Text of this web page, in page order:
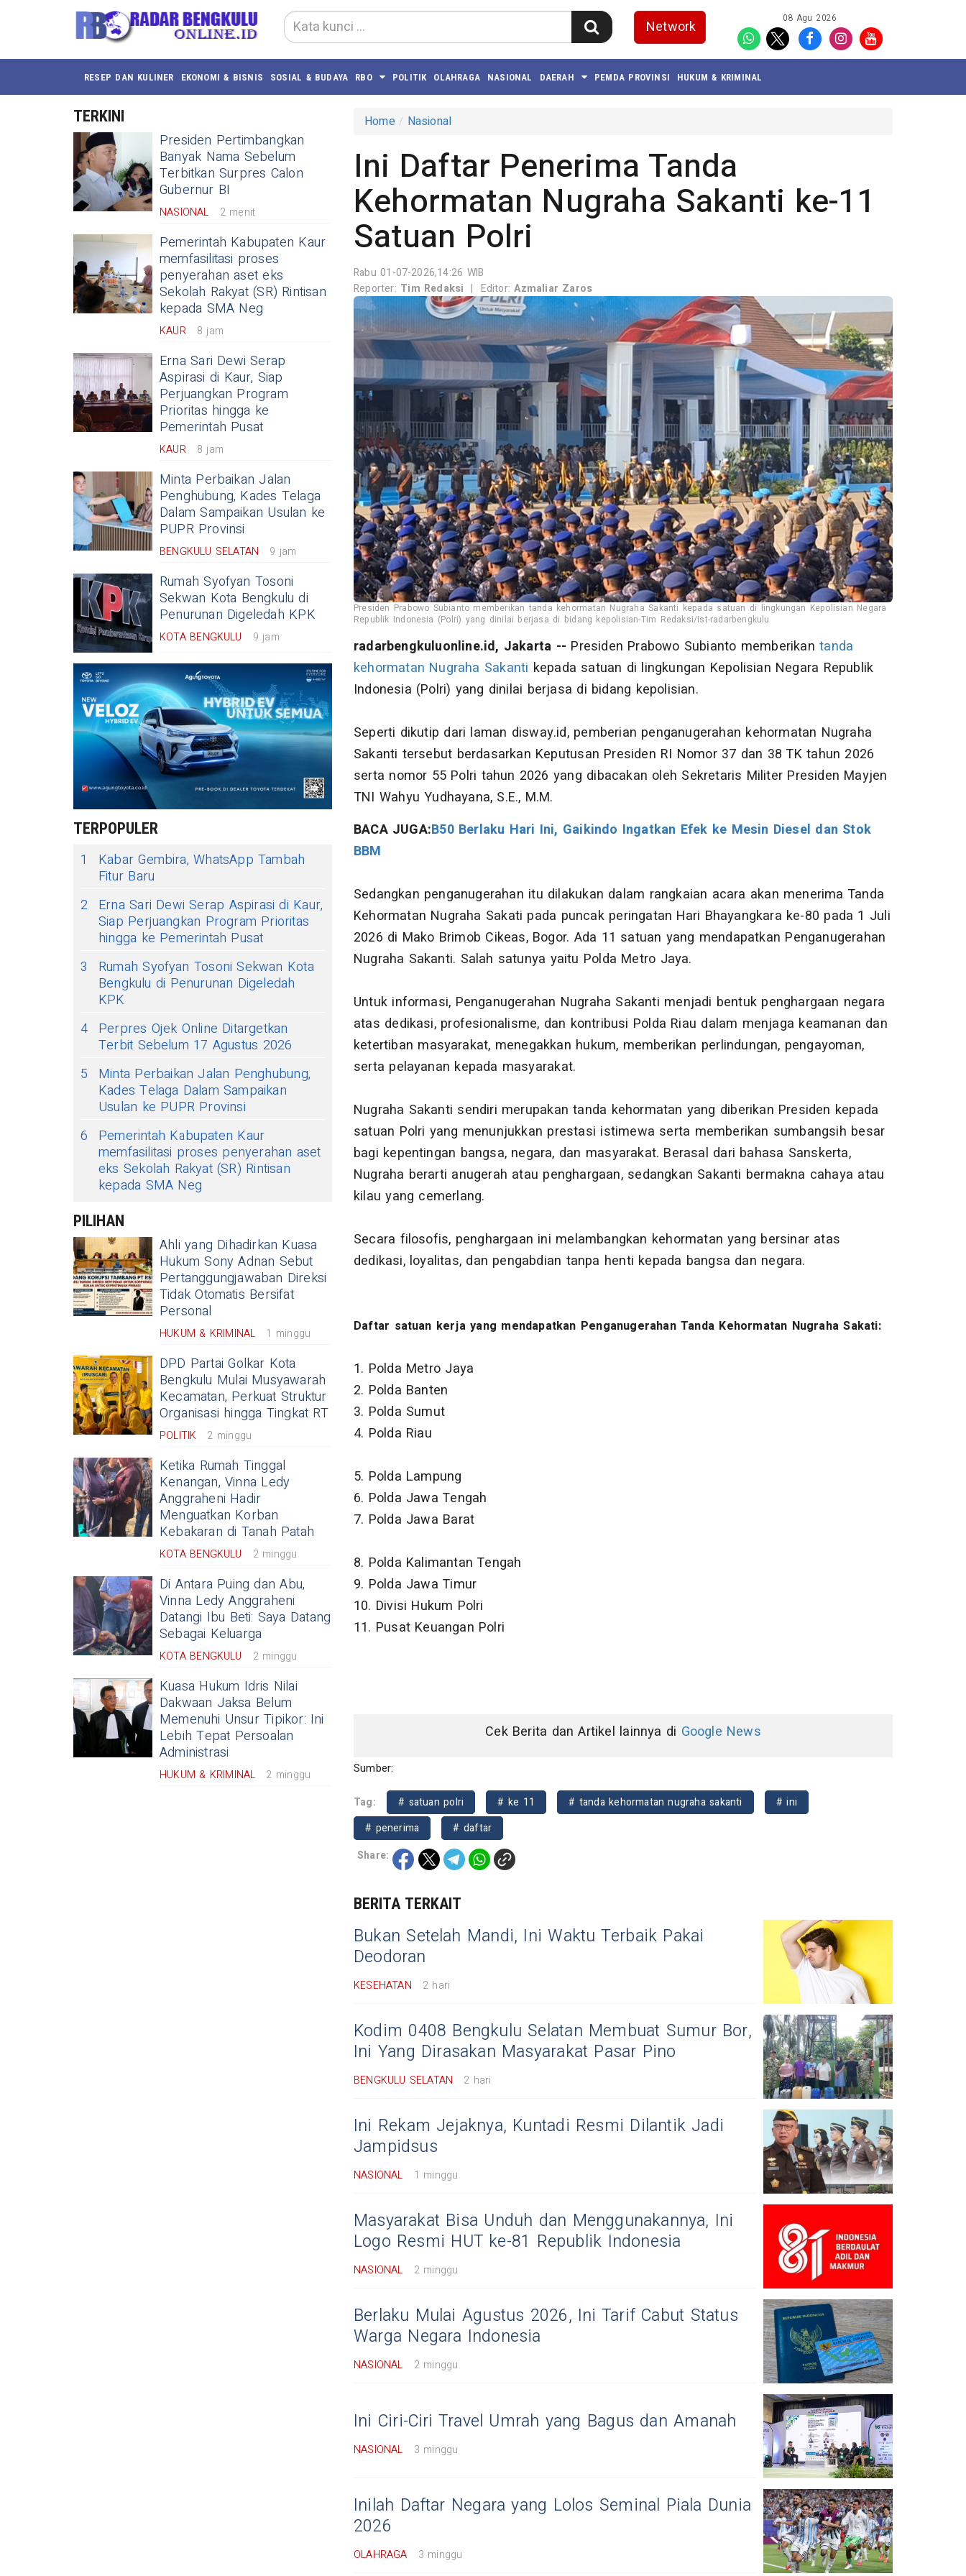
Network 08 Agu 2026
RESEP DAN KULINER EKONOMI & BISNIS SOSIAL & BUDAYA RBO POLITIK OLAHRAGA NASIONAL DAERAH PEMDA PROVINSI HUKUM & KRIMINAL
TERKINI
Presiden Pertimbangkan
Banyak Nama Sebelum
Terbitkan Surpres Calon
Gubernur BI
NASIONAL 2 menit
Pemerintah Kabupaten Kaur
memfasilitasi proses
penyerahan aset eks
Sekolah Rakyat (SR) Rintisan
kepada SMA Neg
KAUR 8 jam
Erna Sari Dewi Serap
Aspirasi di Kaur, Siap
Perjuangkan Program
Prioritas hingga ke
Pemerintah Pusat
KAUR 8 jam
Minta Perbaikan Jalan
Penghubung, Kades Telaga
Dalam Sampaikan Usulan ke
PUPR Provinsi
BENGKULU SELATAN 9 jam
Rumah Syofyan Tosoni
Sekwan Kota Bengkulu di
Penurunan Digeledah KPK
KOTA BENGKULU 9 jam
TERPOPULER
1
Kabar Gembira, WhatsApp Tambah
Fitur Baru
2
Erna Sari Dewi Serap Aspirasi di Kaur,
Siap Perjuangkan Program Prioritas
hingga ke Pemerintah Pusat
3
Rumah Syofyan Tosoni Sekwan Kota
Bengkulu di Penurunan Digeledah
KPK
4 Perpres Ojek Online Ditargetkan
Terbit Sebelum 17 Agustus 2026
5
Minta Perbaikan Jalan Penghubung,
Kades Telaga Dalam Sampaikan
Usulan ke PUPR Provinsi
6
Pemerintah Kabupaten Kaur
memfasilitasi proses penyerahan aset
eks Sekolah Rakyat (SR) Rintisan
kepada SMA Neg
PILIHAN
Ahli yang Dihadirkan Kuasa
Hukum Sony Adnan Sebut
Pertanggungjawaban Direksi
Tidak Otomatis Bersifat
Personal
HUKUM & KRIMINAL 1 minggu
DPD Partai Golkar Kota
Bengkulu Mulai Musyawarah
Kecamatan, Perkuat Struktur
Organisasi hingga Tingkat RT
POLITIK 2 minggu
Ketika Rumah Tinggal
Kenangan, Vinna Ledy
Anggraheni Hadir
Menguatkan Korban
Kebakaran di Tanah Patah
KOTA BENGKULU 2 minggu
Di Antara Puing dan Abu,
Vinna Ledy Anggraheni
Datangi Ibu Beti: Saya Datang
Sebagai Keluarga
KOTA BENGKULU 2 minggu
Kuasa Hukum Idris Nilai
Dakwaan Jaksa Belum
Memenuhi Unsur Tipikor: Ini
Lebih Tepat Persoalan
Administrasi
HUKUM & KRIMINAL 2 minggu
Home Nasional
Ini Daftar Penerima Tanda
Kehormatan Nugraha Sakanti ke-11
Satuan Polri
Rabu 01-07-2026,14:26 WIB
Reporter: Tim Redaksi | Editor:Azmaliar Zaros
Presiden Prabowo Subianto memberikan tanda kehormatan Nugraha Sakanti kepada satuan di lingkungan Kepolisian Negara
Republik Indonesia (Polri) yang dinilai berjasa di bidang kepolisian-Tim Redaksi/Ist-radarbengkulu
radarbengkuluonline.id, Jakarta -- Presiden Prabowo Subianto memberikantanda
kehormatan Nugraha Sakanti kepada satuan di lingkungan Kepolisian Negara Republik
Indonesia (Polri) yang dinilai berjasa di bidang kepolisian.
Seperti dikutip dari laman disway.id, pemberian penganugerahan kehormatan Nugraha
Sakanti tersebut berdasarkan Keputusan Presiden RI Nomor 37 dan 38 TK tahun 2026
serta nomor 55 Polri tahun 2026 yang dibacakan oleh Sekretaris Militer Presiden Mayjen
TNI Wahyu Yudhayana, S.E., M.M.
BACA JUGA:B50 Berlaku Hari Ini, Gaikindo Ingatkan Efek ke Mesin Diesel dan Stok
BBM
Sedangkan penganugerahan itu dilakukan dalam rangkaian acara akan menerima Tanda
Kehormatan Nugraha Sakati pada puncak peringatan Hari Bhayangkara ke-80 pada 1 Juli
2026 di Mako Brimob Cikeas, Bogor. Ada 11 satuan yang mendapatkan Penganugerahan
Nugraha Sakanti. Salah satunya yaitu Polda Metro Jaya.
Untuk informasi, Penganugerahan Nugraha Sakanti menjadi bentuk penghargaan negara
atas dedikasi, profesionalisme, dan kontribusi Polda Riau dalam menjaga keamanan dan
ketertiban masyarakat, menegakkan hukum, memberikan perlindungan, pengayoman,
serta pelayanan kepada masyarakat.
Nugraha Sakanti sendiri merupakan tanda kehormatan yang diberikan Presiden kepada
satuan Polri yang menunjukkan prestasi istimewa serta memberikan sumbangsih besar
bagi kepentingan bangsa, negara, dan masyarakat. Berasal dari bahasa Sanskerta,
Nugraha berarti anugerah atau penghargaan, sedangkan Sakanti bermakna cahaya atau
kilau yang cemerlang.
Secara filosofis, penghargaan ini melambangkan kehormatan yang bersinar atas
dedikasi, loyalitas, dan pengabdian tanpa henti kepada bangsa dan negara.
Daftar satuan kerja yang mendapatkan Penganugerahan Tanda Kehormatan Nugraha Sakati:
1. Polda Metro Jaya
2. Polda Banten
3. Polda Sumut
4. Polda Riau
5. Polda Lampung
6. Polda Jawa Tengah
7. Polda Jawa Barat
8. Polda Kalimantan Tengah
9. Polda Jawa Timur
10. Divisi Hukum Polri
11. Pusat Keuangan Polri
Cek Berita dan Artikel lainnya di Google News
Sumber:
Tag: # satuan polri # ke 11 # tanda kehormatan nugraha sakanti
# ini
# penerima
# daftar
Share:
BERITA TERKAIT
Bukan Setelah Mandi, Ini Waktu Terbaik Pakai
Deodoran
KESEHATAN 2 hari
Kodim 0408 Bengkulu Selatan Membuat Sumur Bor,
Ini Yang Dirasakan Masyarakat Pasar Pino
BENGKULU SELATAN 2 hari
Ini Rekam Jejaknya, Kuntadi Resmi Dilantik Jadi
Jampidsus
NASIONAL 1 minggu
Masyarakat Bisa Unduh dan Menggunakannya, Ini
Logo Resmi HUT ke-81 Republik Indonesia
NASIONAL 2 minggu
Berlaku Mulai Agustus 2026, Ini Tarif Cabut Status
Warga Negara Indonesia
NASIONAL 2 minggu
Ini Ciri-Ciri Travel Umrah yang Bagus dan Amanah
NASIONAL 3 minggu
Inilah Daftar Negara yang Lolos Seminal Piala Dunia
2026
OLAHRAGA 3 minggu